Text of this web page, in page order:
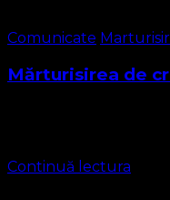
Comunicate
Mărturisirea de
Continuă lectura